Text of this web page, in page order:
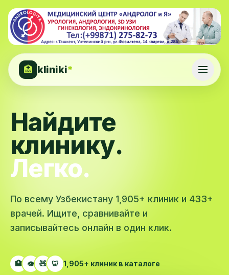
🏥 kliniki*
Найдите
клинику.
Легко.
По всему Узбекистану 1,905+ клиник и 433+
врачей. Ищите, сравнивайте и
записывайтесь онлайн в один клик.
🏥 👁️ 🧸 🦷 1,905+ клиник в каталоге